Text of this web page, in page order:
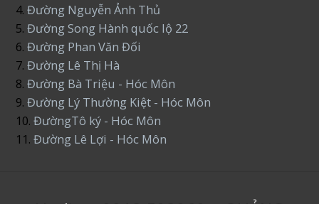
4. Đường Nguyễn Ảnh Thủ
5.Đường Song Hành quốc lộ 22
6.Đường Phan Văn Đối
7. Đường Lê Thị Hà
8.Đường Bà Triệu - Hóc Môn
9.Đường Lý Thường Kiệt - Hóc Môn
10.ĐườngTô ký - Hóc Môn
11.Đường Lê Lợi - Hóc Môn